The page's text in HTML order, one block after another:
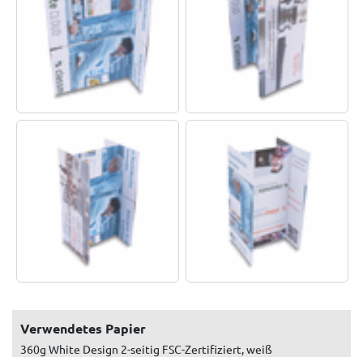
Verwendetes Papier
360g White Design 2-seitig FSC-Zertifiziert, weiß